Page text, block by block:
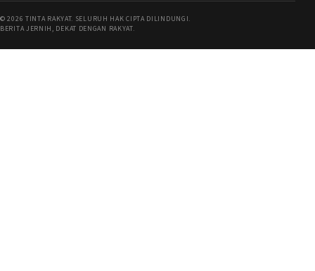
©2026 TINTA RAKYAT. SELURUH HAK CIPTA DILINDUNGI.
BERITA JERNIH, DEKAT DENGAN RAKYAT.